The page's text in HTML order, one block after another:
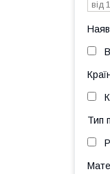
Тип